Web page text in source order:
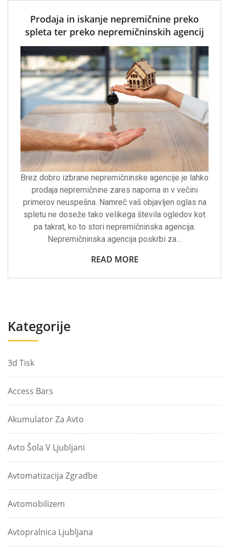
Prodaja in iskanje nepremičnine preko
spleta ter preko nepremičninskih agencij
Brez dobro izbrane nepremičninske agencije je lahko
prodaja nepremičnine zares naporna in v večini
primerov neuspešna. Namreč vaš objavljen oglas na
spletu ne doseže tako velikega števila ogledov kot
pa takrat, ko to stori nepremičninska agencija.
Nepremičninska agencija poskrbi za…
READ MORE
Kategorije
3d Tisk
Access Bars
Akumulator Za Avto
Avto Šola V Ljubljani
Avtomatizacija Zgradbe
Avtomobilizem
Avtopralnica Ljubljana